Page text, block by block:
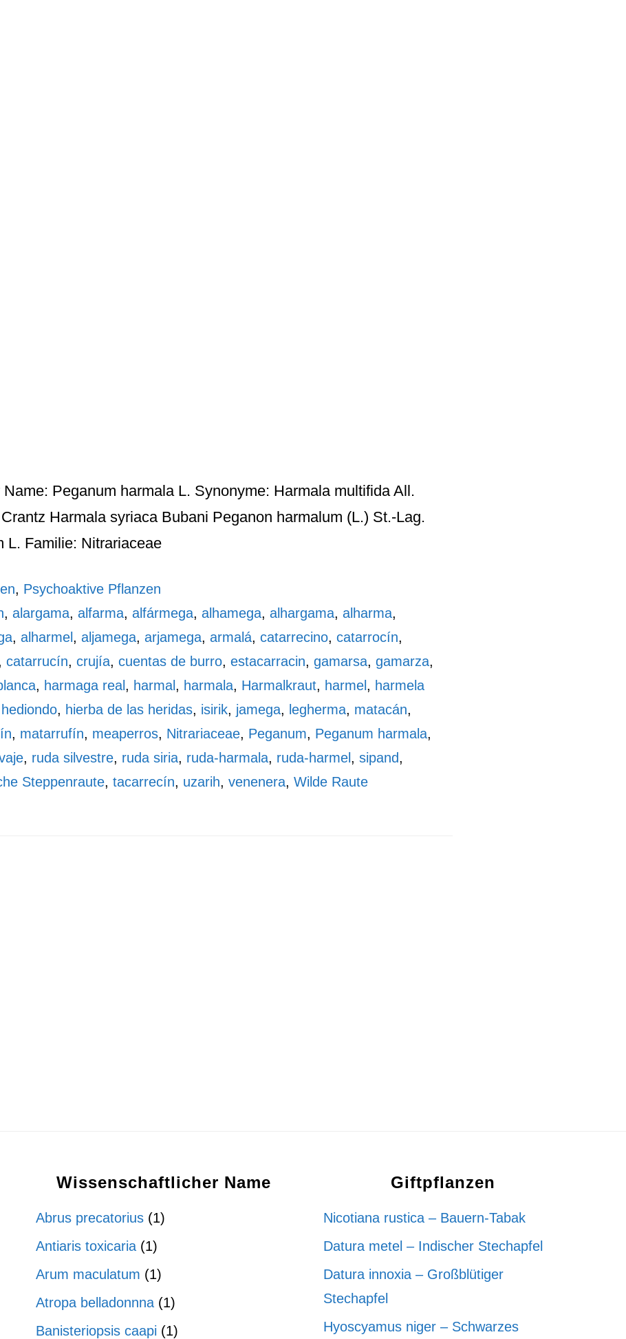
Peganum harmala L. Synonyme: Harmala multifida All.
Harmala syriaca Bubani Peganon harmalum (L.) St.-Lag.
L. Familie: Nitrariaceae
, Psychoaktive Pflanzen
, alargama, alfarma, alfármega, alhamega, alhargama, alharma,
, alharmel , aljamega, arjamega, armalá, catarrecino, catarrocín,
catarrucín, crujía, cuentas de burro, estacarracin, gamarsa, gamarza,
, harmaga real , harmal , harmala, Harmalkraut, harmel , harmela
hediondo, hierba de las heridas, isirik, jamega, legherma, matacán,
, matarrufín, meaperros, Nitrariaceae, Peganum, Peganum harmala,
, ruda silvestre, ruda siria, ruda-harmala, ruda-harmel , sipand,
Steppenraute, tacarrecín, uzarih, venenera, Wilde Raute
Wissenschaftlicher Name
Abrus precatorius (1)
Antiaris toxicaria (1)
Arum maculatum (1)
Atropa belladonnna (1)
Banisteriopsis caapi (1)
Giftpflanzen
Nicotiana rustica – Bauern-Tabak
Datura metel – Indischer Stechapfel
Datura innoxia – Großblütiger
Stechapfel
Hyoscyamus niger – Schwarzes